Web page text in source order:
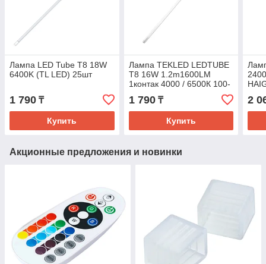
Лампа LED Tube T8 18W
6400K (TL LED) 25шт
1 790 ₸
Купить
Лампа TEKLED LEDTUBE
T8 16W 1.2m1600LM
1контак 4000 / 6500К 100-
277V(TL)
1 790₸
Купить
2
Акционные предложения и новинки